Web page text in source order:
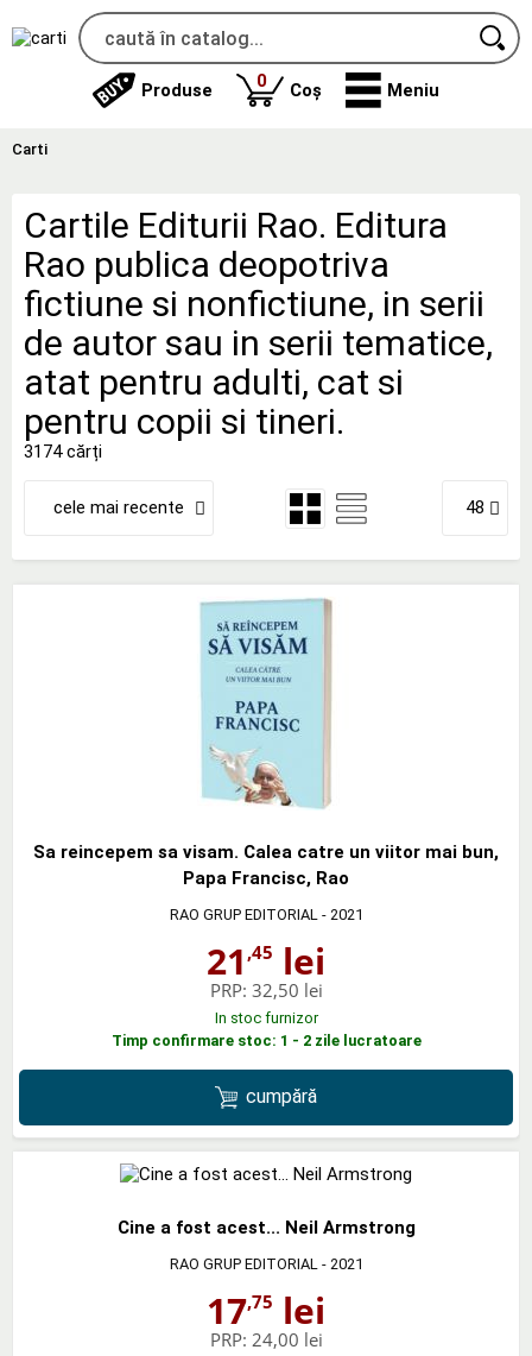
Produse 0produse
Coș Meniu
Carti
Cartile Editurii Rao. Editura
Rao publica deopotriva
fictiune si nonfictiune, in serii
de autor sau in serii tematice,
atat pentru adulti, cat si
pentru copii si tineri.
3174 cărți
cele mai recente 48
Sa reincepem sa visam. Calea catre un viitor mai bun,
Papa Francisc, Rao
RAO GRUP EDITORIAL- 2021
21 ,45 lei
PRP: 32,50 lei
In stoc furnizor
Timp confirmare stoc: 1 - 2 zile lucratoare
cumpără
Cine a fost acest... Neil Armstrong
RAO GRUP EDITORIAL - 2021
17,75 lei
PRP: 24,00 lei